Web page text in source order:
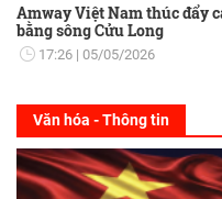
Amway Việt Nam thúc đẩy
bằng sông Cửu Long
17:26 05/05/2026
Văn hóa - Thông tin